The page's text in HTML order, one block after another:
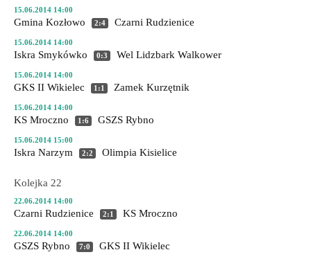
15.06.2014 14:00
Gmina Kozłowo 2:4 Czarni Rudzienice
15.06.2014 14:00
Iskra Smykówko 0:3 Wel Lidzbark Walkower
15.06.2014 14:00
GKS II Wikielec 1:1 Zamek Kurzętnik
15.06.2014 14:00
KS Mroczno 1:6 GSZS Rybno
15.06.2014 15:00
Iskra Narzym 2:2 Olimpia Kisielice
Kolejka 22
22.06.2014 14:00
Czarni Rudzienice 2:1 KS Mroczno
22.06.2014 14:00
GSZS Rybno 7:0 GKS II Wikielec